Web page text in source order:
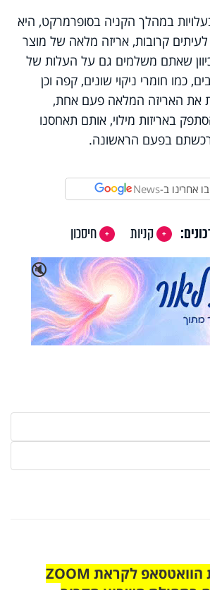
במהלך הקניה בסופרמרקט, היא
לעיתים קרובות, אריזה מלאה של מוצר
שאתם משלמים גם על העלות של
כמו חומרי ניקוי שונים, קפה וכן
את האריזה המלאה פעם אחת,
באריזות מילוי, אותם תאחסנו
בפעם הראשונה.
אחרינו ב-News
קניות
חיסכון
🔇
הצטרפו לקבוצת הוואטסאפ לקראת ZOOM